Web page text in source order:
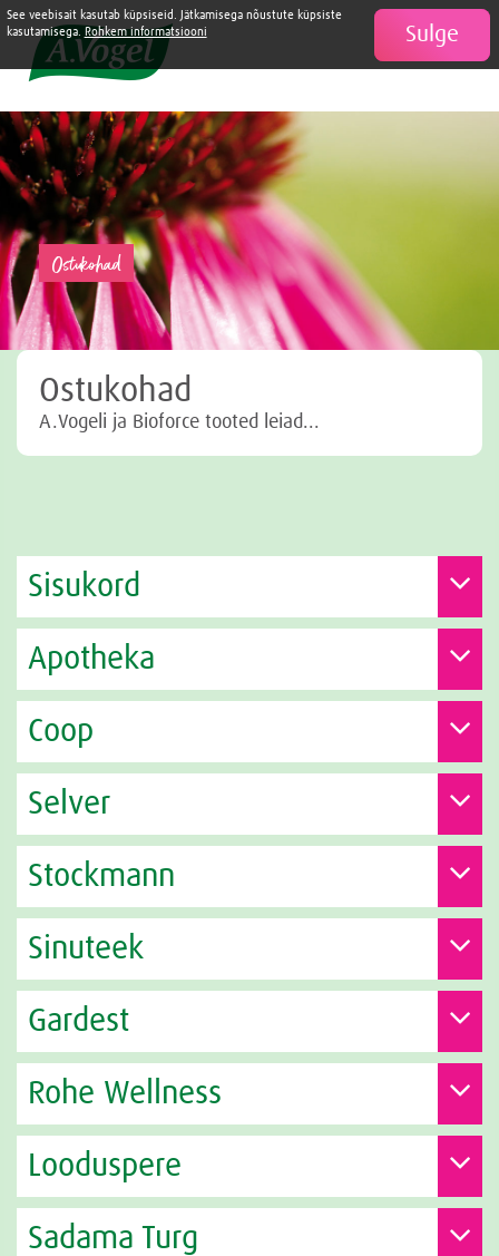

Ostukohad
Ostukohad
A.Vogeli ja Bioforce tooted leiad...
Sisukord
Apotheka
Coop
Selver
Stockmann
Sinuteek
Gardest
Rohe Wellness
Looduspere
Sadama Turg
Sulge
See veebisait kasutab küpsiseid. Jätkamisega nõustute küpsiste
kasutamisega.
Rohkem informatsiooni